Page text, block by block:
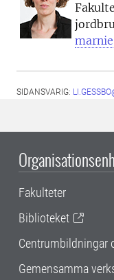
SIDANSVARIG:
Fakulteter
Biblioteket
Centrumbildningar
Gemensamma